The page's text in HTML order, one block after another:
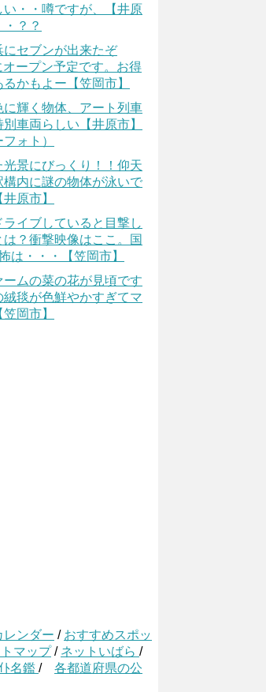
い・・噂ですが、【井原
？？
にセブンが出来たぞ
ープン予定です。お得
かもよー【笠岡市】
に輝く物体、アート列車
車両らしい【井原市】
ォト）
景にびっくり！！仰天
内に謎の物体が泳いで
原市】
イブしていると目撃し
？衝撃映像はここ。国
は・・・【笠岡市】
ムの菜の花が見頃です
絨毯が色鮮やかすぎてマ
岡市】
レンダー / おすすめスポッ
マップ/ ネットいばら /
ﾄ名鑑 / 各都道府県の公